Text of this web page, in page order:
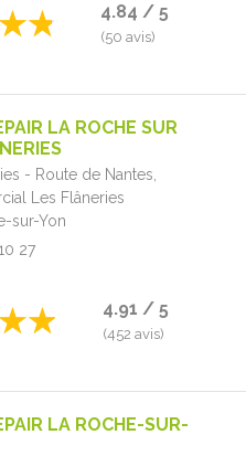
4.84 / 5
(50 avis)
LA ROCHE SUR
- Route de Nantes,
Les Flâneries
sur-Yon
27
4.91 / 5
(452 avis)
LA ROCHE-SUR-